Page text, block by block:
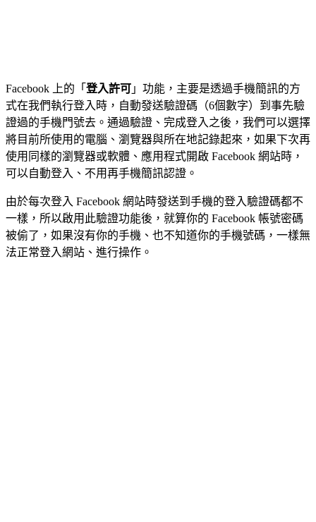
Facebook 上的「 登入許可 」功能，主要是透過手機簡訊的方
式在我們執行登入時，自動發送驗證碼（6個數字）到事先驗
證過的手機門號去。通過驗證、完成登入之後，我們可以選擇
將目前所使用的電腦、瀏覽器與所在地記錄起來，如果下次再
使用同樣的瀏覽器或軟體、應用程式開啟 Facebook 網站時，
可以自動登入、不用再手機簡訊認證。
由於每次登入 Facebook 網站時發送到手機的登入驗證碼都不
一樣，所以啟用此驗證功能後，就算你的 Facebook 帳號密碼
被偷了，如果沒有你的手機、也不知道你的手機號碼，一樣無
法正常登入網站、進行操作。